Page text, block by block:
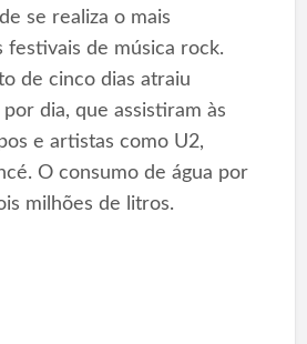
se realiza o mais
festivais de música rock.
de cinco dias atraiu
dia, que assistiram às
e artistas como U2,
O consumo de água por
milhões de litros.